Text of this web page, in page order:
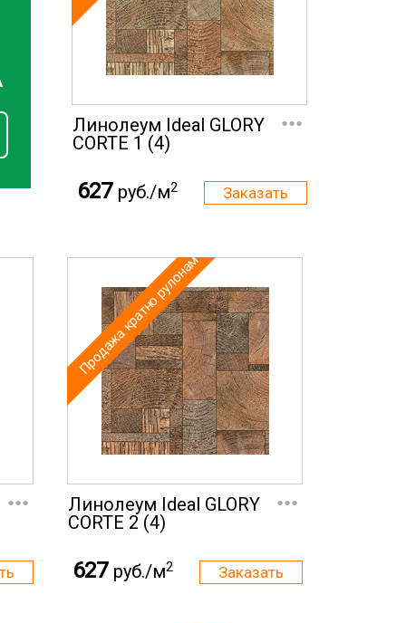
Линолеум Ideal GLORY
CORTE 1 (4)
...
627 руб./м2
...
Продажа кратно рулонам
Линолеум Ideal GLORY
CORTE 2 (4)
...
627 руб./м2